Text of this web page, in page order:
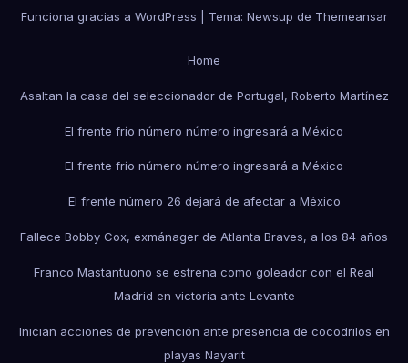
Funciona gracias a WordPress Tema: Newsup de Themeansar
Home
Asaltan la casa del seleccionador de Portugal, Roberto Martínez
El frente frío número número ingresará a México
El frente frío número número ingresará a México
El frente número 26 dejará de afectar a México
Fallece Bobby Cox, exmánager de Atlanta Braves, a los 84 años
Franco Mastantuono se estrena como goleador con el Real
Madrid en victoria ante Levante
Inician acciones de prevención ante presencia de cocodrilos en
playas Nayarit